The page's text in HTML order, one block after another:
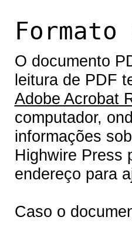
O documento
leitura de PDF
Adobe Acrobat
computador,
informações
Highwire Press
endereço para
Caso o